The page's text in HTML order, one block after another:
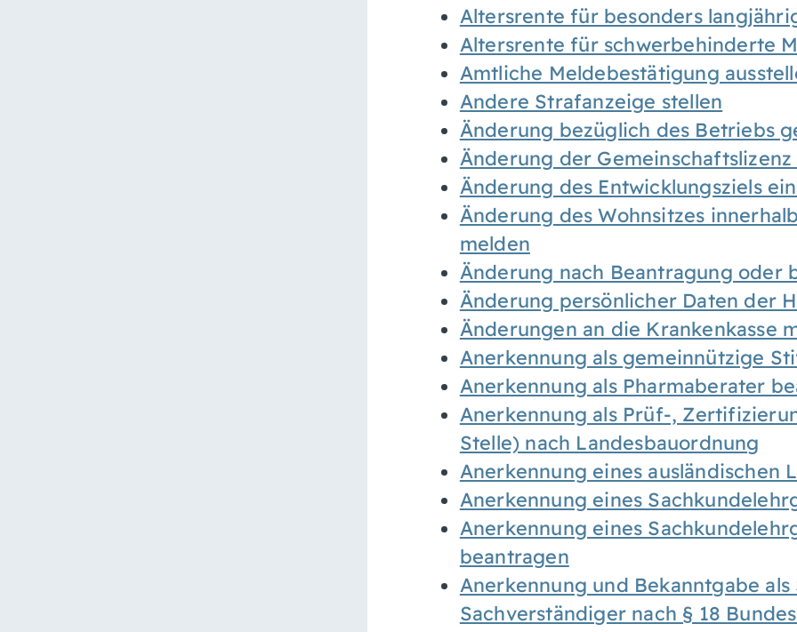
Altersrente für besonders
Altersrente für schwerbehinderte
Amtliche Meldebestätigung
Andere Strafanzeige stellen
Änderung bezüglich des Betriebs
Änderung der
Änderung des Entwicklungsziels
Änderung des Wohnsitzes
melden
Änderung nach Beantragung oder
Änderung persönlicher Daten der
Änderungen an die Krankenkasse
Anerkennung als gemeinnützige
Anerkennung als Pharmaberater
Anerkennung als Prüf-,
Stelle) nach Landesbauordnung
Anerkennung eines ausländischen
Anerkennung eines
Anerkennung eines
beantragen
Anerkennung und Bekanntgabe
Sachverständiger nach § 18